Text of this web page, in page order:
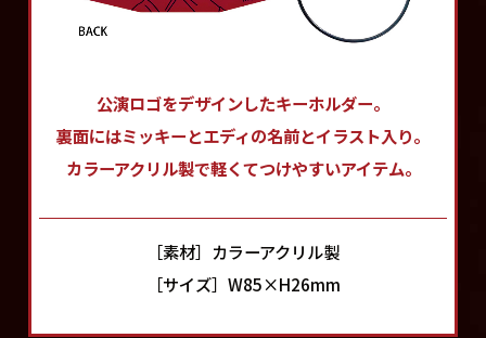
公演ロゴをデザインしたキーホルダー。
裏面にはミッキーとエディの名前とイラスト入り。
カラーアクリル製で軽くてつけやすいアイテム。
［素材］カラーアクリル製
［サイズ］W85×H26mm